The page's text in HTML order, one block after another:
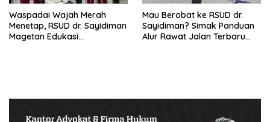
Waspadai Wajah Merah
Menetap, RSUD dr. Sayidiman
Magetan Edukasi
Mau Berobat ke RSUD dr.
Sayidiman? Simak Panduan
Alur Rawat Jalan Terbaru